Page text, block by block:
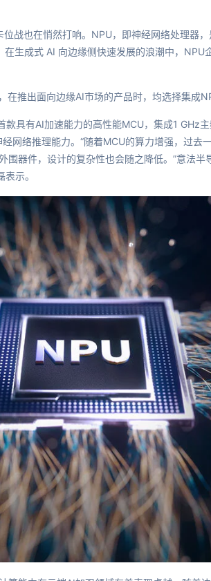
战也在悄然打响。NPU，即神经网络处理器
生成式 AI 向边缘侧快速发展的浪潮中，NPU
推出面向边缘AI市场的产品时，均选择集成
具有AI加速能力的高性能MCU，集成1 GHz
网络推理能力。“随着MCU的算力增强，过去
围器件，设计的复杂性也会随之降低。”意法
示。